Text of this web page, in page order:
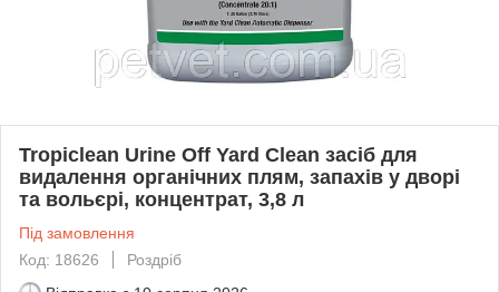
Tropiclean Urine Off Yard Clean засіб для
видалення органічних плям, запахів у дворі
та вольєрі, концентрат, 3,8 л
Під замовлення
Код: 18626
Роздріб